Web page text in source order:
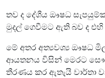
තව ද දේශීය ඖෂධ
මුදල් ගෙවීමට ඇති බව ද
මේ අතර අත්‍යවශ්‍ය ඖෂධ
ආයතනය විසින් මෙරට
තීරණය කර ඇතැයි වාර්තා